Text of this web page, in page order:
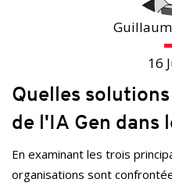
16
Quelles
de l'IA Gen dans
En examinant les trois
organisations sont